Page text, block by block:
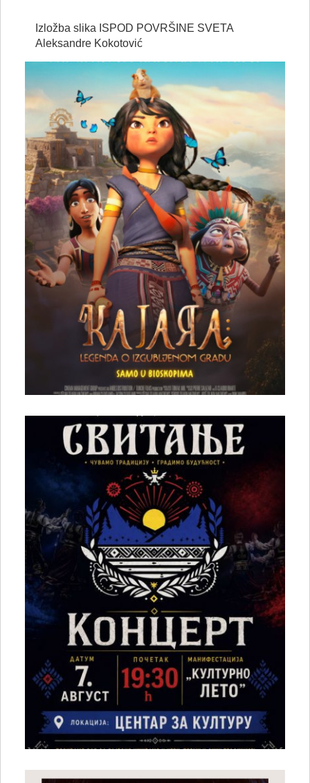
Izložba slika ISPOD POVRŠINE SVETA
Aleksandre Kokotović